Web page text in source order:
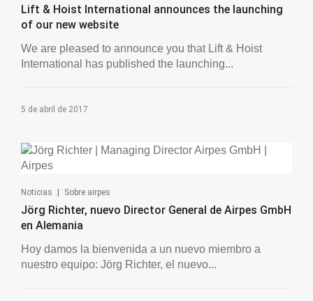
Lift & Hoist International announces the launching
of our new website
We are pleased to announce you that Lift & Hoist
International has published the launching...
5 de abril de 2017
Noticias | Sobre airpes
Jörg Richter, nuevo Director General de Airpes GmbH
en Alemania
Hoy damos la bienvenida a un nuevo miembro a
nuestro equipo: Jörg Richter, el nuevo...